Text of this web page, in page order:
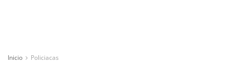
Inicio Policiacas